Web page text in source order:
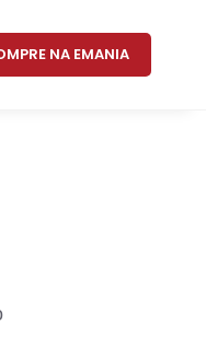
NA EMANIA